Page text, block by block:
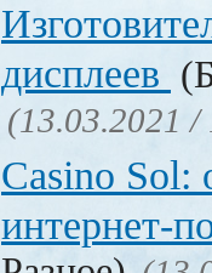
дисплеев
(13.03.2021 /
Casino Sol:
интернет-